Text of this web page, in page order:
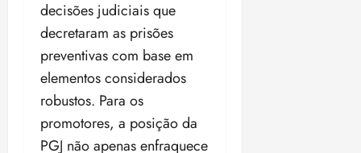
decisões judiciais que
decretaram as prisões
preventivas com base em
elementos considerados
robustos. Para os
promotores, a posição da
PGJ não apenas enfraquece